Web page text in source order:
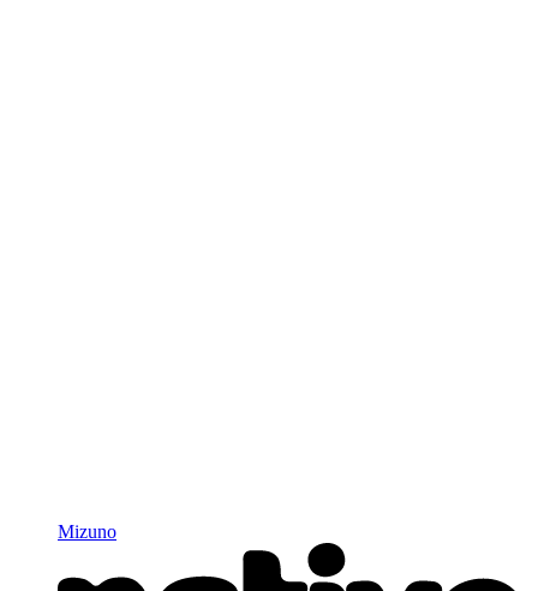
Mizuno